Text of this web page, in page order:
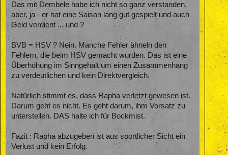
Das mit Dembele habe ich nicht so ganz verstanden,
aber, ja - er hat eine Saison lang gut gespielt und auch
Geld verdient ... und ?
BVB = HSV ? Nein. Manche Fehler ähneln den
Fehlern, die beim HSV gemacht wurden. Das ist eine
Überhöhung im Sinngehalt um einen Zusammenhang
zu verdeutlichen und kein Direktvergleich.
Natürlich stimmt es, dass Rapha verletzt gewesen ist.
Darum geht es nicht. Es geht darum, ihm Vorsatz zu
unterstellen. DAS halte ich für Bockmist.
Fazit : Rapha abzugeben ist aus sportlicher Sicht ein
Verlust und kein Erfolg.